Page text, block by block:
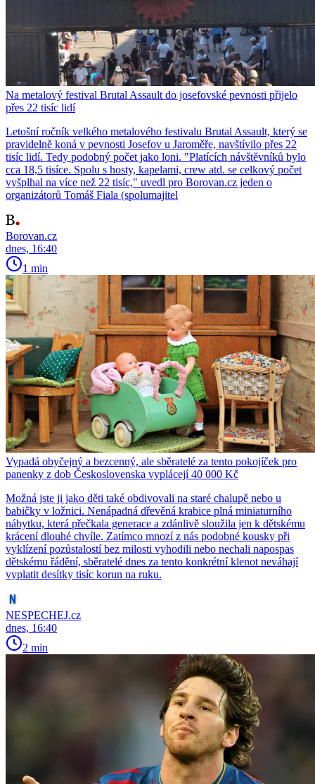
Na metalový festival Brutal Assault do josefovské pevnosti přijelo
přes 22 tisíc lidí
Letošní ročník velkého metalového festivalu Brutal Assault, který se
pravidelně koná v pevnosti Josefov u Jaroměře, navštívilo přes 22
tisíc lidí. Tedy podobný počet jako loni. "Platících návštěvníků bylo
cca 18,5 tisíce. Spolu s hosty, kapelami, crew atd. se celkový počet
vyšplhal na více než 22 tisíc," uvedl pro Borovan.cz jeden o
organizátorů Tomáš Fiala (spolumajitel
Borovan.cz
dnes, 16:40
1 min
Vypadá obyčejný a bezcenný, ale sběratelé za tento pokojíček pro
panenky z dob Československa vyplácejí 40 000 Kč
Možná jste ji jako děti také obdivovali na staré chalupě nebo u
babičky v ložnici. Nenápadná dřevěná krabice plná miniaturního
nábytku, která přečkala generace a zdánlivě sloužila jen k dětskému
krácení dlouhé chvíle. Zatímco mnozí z nás podobné kousky při
vyklízení pozůstalostí bez milosti vyhodili nebo nechali napospas
dětskému řádění, sběratelé dnes za tento konkrétní klenot neváhají
vyplatit desítky tisíc korun na ruku.
NESPECHEJ.cz
dnes, 16:40
2 min